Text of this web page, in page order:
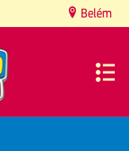
Belém